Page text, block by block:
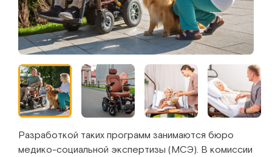
Разработкой таких программ занимаются бюро
медико-социальной экспертизы (МСЭ). В комиссии